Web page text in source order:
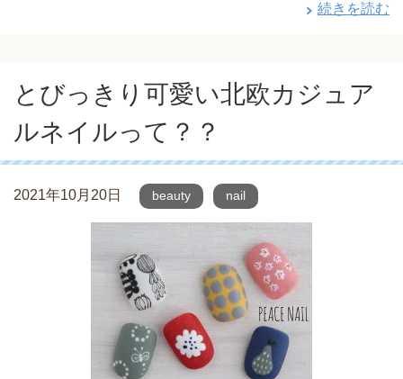
続きを読む
とびっきり可愛い北欧カジュア
ルネイルって？？
2021年10月20日 beauty nail